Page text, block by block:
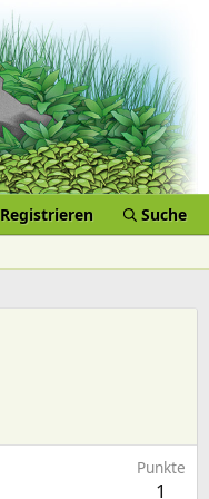
Registrieren Suche
Punkte
1